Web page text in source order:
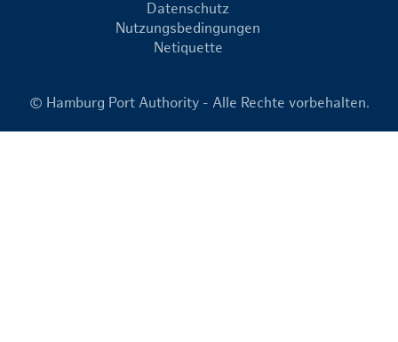
Datenschutz
Nutzungsbedingungen
Netiquette
© Hamburg Port Authority - Alle Rechte vorbehalten.